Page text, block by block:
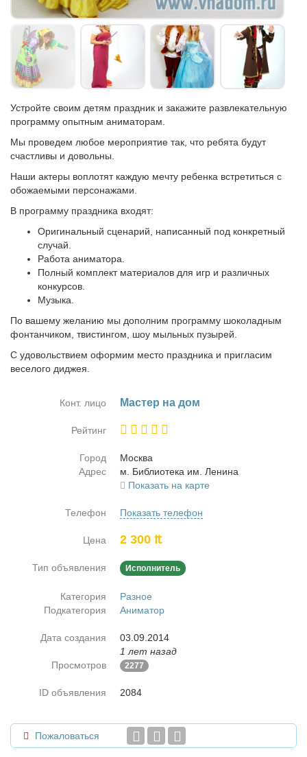
Устройте своим детям праздник и закажите развлекательную
программу опытным аниматорам.
Мы проведем любое мероприятие так, что ребята будут
счастливы и довольны.
Наши актеры воплотят каждую мечту ребенка встретиться с
обожаемыми персонажами.
В программу праздника входят:
Оригинальный сценарий, написанный под конкретный
случай.
Работа аниматора.
Полный комплект материалов для игр и различных
конкурсов.
Музыка.
По вашему желанию мы дополним программу шоколадным
фонтанчиком, твистингом, шоу мыльных пузырей.
С удовольствием оформим место праздника и пригласим
веселого диджея.
Конт. лицо Ма­стер на дом
Рейтинг
Город
Москва
Адрес
м. Биб­лио­те­ка им. Ле­ни­на
Показать на карте
Телефон Показать телефон
Цена 2 300 ₶
Тип объявления Исполнитель
Категория
Разное
Подкатегория
Аниматор
Дата создания
03.09.2014
1 лет назад
Просмотров
2277
ID объявления 2084
Пожаловаться